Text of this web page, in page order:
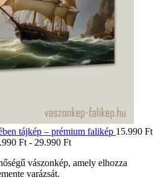
tájkép – prémium falikép 15.990 Ft
Ft - 29.990 Ft
vászonkép, amely elhozza
varázsát.